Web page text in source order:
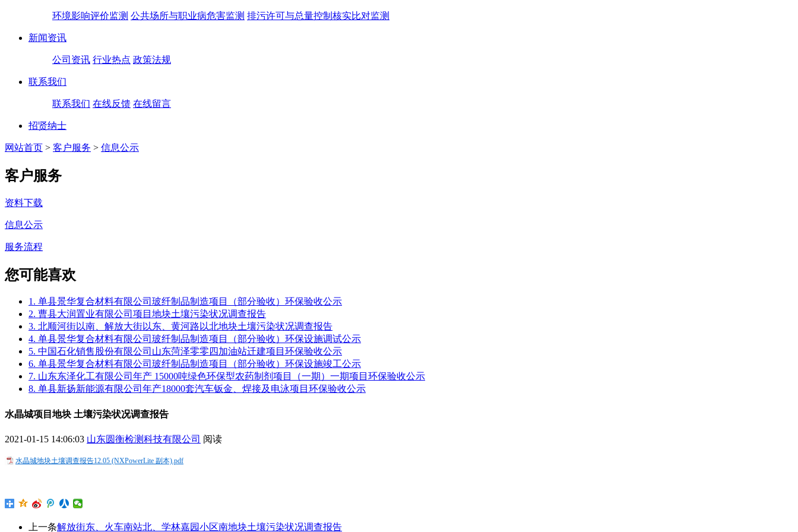
环境影响评价监测 公共场所与职业病危害监测 排污许可与总量控制核实比对监测
新闻资讯
公司资讯 行业热点 政策法规
联系我们
联系我们 在线反馈 在线留言
招贤纳士
网站首页 > 客户服务 > 信息公示
客户服务
资料下载
信息公示
服务流程
您可能喜欢
1. 单县景华复合材料有限公司玻纤制品制造项目（部分验收）环保验收公示
2. 曹县大润置业有限公司项目地块土壤污染状况调查报告
3. 北顺河街以南、解放大街以东、黄河路以北地块土壤污染状况调查报告
4. 单县景华复合材料有限公司玻纤制品制造项目（部分验收）环保设施调试公示
5. 中国石化销售股份有限公司山东菏泽零零四加油站迁建项目环保验收公示
6. 单县景华复合材料有限公司玻纤制品制造项目（部分验收）环保设施竣工公示
7. 山东东泽化工有限公司年产 15000吨绿色环保型农药制剂项目（一期）一期项目环保验收公示
8. 单县新扬新能源有限公司年产18000套汽车钣金、焊接及电泳项目环保验收公示
水晶城项目地块 土壤污染状况调查报告
2021-01-15 14:06:03 山东圆衡检测科技有限公司 阅读
水晶城地块土壤调查报告12.05 (NXPowerLite 副本).pdf
上一条解放街东、火车南站北、学林嘉园小区南地块土壤污染状况调查报告